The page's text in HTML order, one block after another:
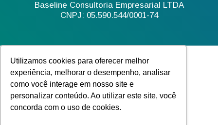
Utilizamos cookies para oferecer melhor
experiência, melhorar o desempenho, analisar
como você interage em nosso site e
personalizar conteúdo. Ao utilizar este site, você
concorda com o uso de cookies.
Baseline Consultoria Empresarial LTDA
CNPJ: 05.590.544/0001-74